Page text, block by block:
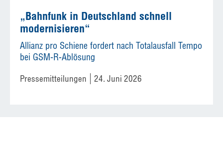
„Bahnfunk in Deutschland schnell
modernisieren“
Allianz pro Schiene fordert nach Totalausfall Tempo
bei GSM-R-Ablösung
Pressemitteilungen 24. Juni 2026